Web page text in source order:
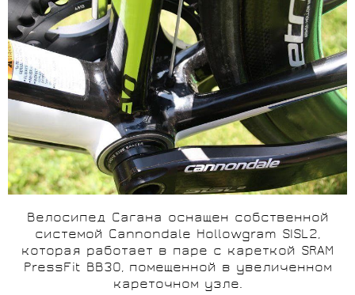
Велосипед Сагана оснащен собственной
системой Cannondale Hollowgram SISL2,
которая работает в паре с кареткой SRAM
PressFit BB30, помещенной в увеличенном
кареточном узле.